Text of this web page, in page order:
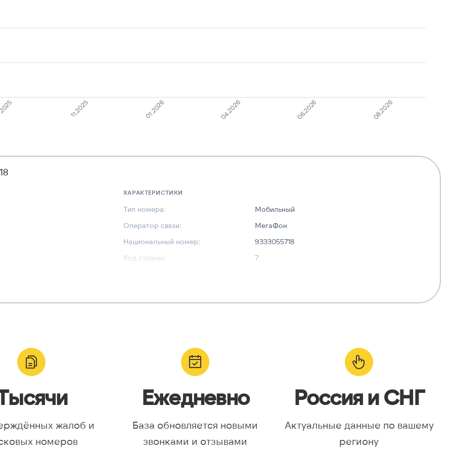
11.2025 01.2026 04.2026 06.2026 08.2026
ХАРАКТЕРИСТИКИ
Тип номера:
Мобильный
Оператор связи:
МегаФон
Национальный номер:
9333055718
Код страны:
7
Asia/Yekaterinburg,
Moscow, Europe/Samara
Валидный номер:
✓ Да
жалоб и
номеров
Ежедневно
База обновляется новыми
звонками и отзывами
Россия и СНГ
Актуальные данные по вашему
региону